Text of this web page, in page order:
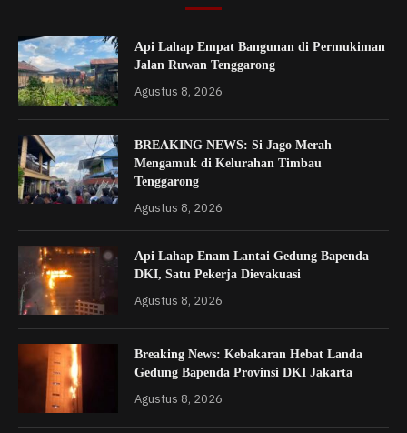
Api Lahap Empat Bangunan di Permukiman
Jalan Ruwan Tenggarong
Agustus 8, 2026
BREAKING NEWS: Si Jago Merah
Mengamuk di Kelurahan Timbau
Tenggarong
Agustus 8, 2026
Api Lahap Enam Lantai Gedung Bapenda
DKI, Satu Pekerja Dievakuasi
Agustus 8, 2026
Breaking News: Kebakaran Hebat Landa
Gedung Bapenda Provinsi DKI Jakarta
Agustus 8, 2026